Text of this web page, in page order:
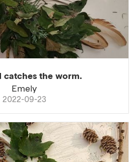
catches the worm.
Emely
2022-09-23